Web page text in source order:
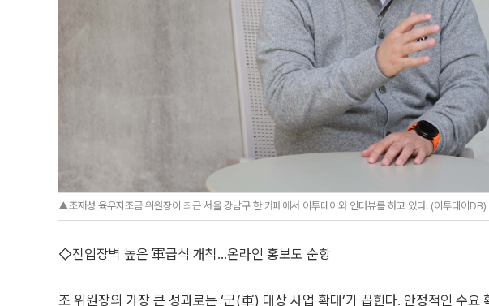
▲조재성 육우자조금 위원장이 최근 서울 강남구 한 카페에서 이투데이와 인터뷰를 하고 있다. (이투데이DB)
◇진입장벽 높은 軍급식 개척…온라인 홍보도 순항
조 위원장의 가장 큰 성과로는 ‘군(軍) 대상 사업 확대’가 꼽힌다. 안정적인 수요